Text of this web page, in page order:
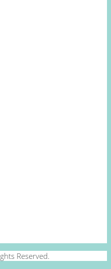
Reserved.